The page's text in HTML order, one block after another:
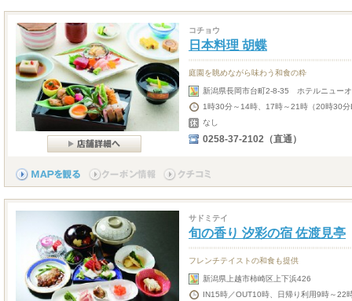
コチョウ
日本料理 胡蝶
庭園を眺めながら味わう和食の粋
新潟県長岡市台町2-8-35 ホテルニュー
1時30分～14時、17時～21時（20時30分
なし
0258-37-2102（直通）
サドミテイ
旬の香り 汐彩の宿 佐渡見亭
フレンチテイストの和食も提供
新潟県上越市柿崎区上下浜426
IN15時／OUT10時、日帰り利用9時～22